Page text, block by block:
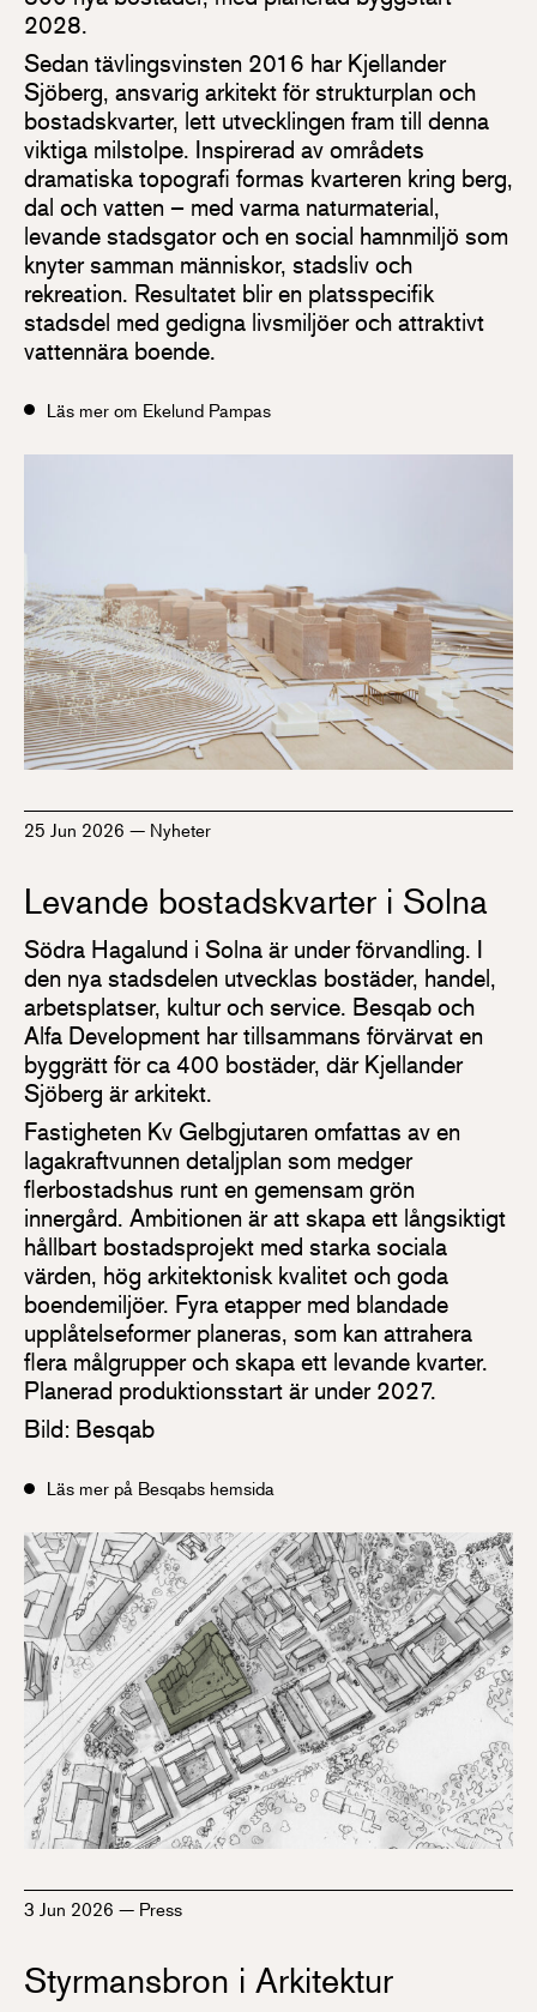
2028.
Sedan tävlingsvinsten 2016 har Kjellander
Sjöberg, ansvarig arkitekt för strukturplan och
bostadskvarter, lett utvecklingen fram till denna
viktiga milstolpe. Inspirerad av områdets
dramatiska topografi formas kvarteren kring berg,
dal och vatten – med varma naturmaterial,
levande stadsgator och en social hamnmiljö som
knyter samman människor, stadsliv och
rekreation. Resultatet blir en platsspecifik
stadsdel med gedigna livsmiljöer och attraktivt
vattennära boende.
Läs mer om Ekelund Pampas
25 Jun 2026 — Nyheter
Levande bostadskvarter i Solna
Södra Hagalund i Solna är under förvandling. I
den nya stadsdelen utvecklas bostäder, handel,
arbetsplatser, kultur och service. Besqab och
Alfa Development har tillsammans förvärvat en
byggrätt för ca 400 bostäder, där Kjellander
Sjöberg är arkitekt.
Fastigheten Kv Gelbgjutaren omfattas av en
lagakraftvunnen detaljplan som medger
flerbostads­hus runt en gemensam grön
innergård. Ambitionen är att skapa ett långsiktigt
hållbart bostads­projekt med starka sociala
värden, hög arkitektonisk kvalitet och goda
boendemiljöer. Fyra etapper med blandade
upplåtelseformer planeras, som kan attrahera
flera målgrupper och skapa ett levande kvarter.
Planerad produktionsstart är under 2027.
Bild: Besqab
Läs mer på Besqabs hemsida
3 Jun 2026 — Press
Styrmansbron i Arkitektur